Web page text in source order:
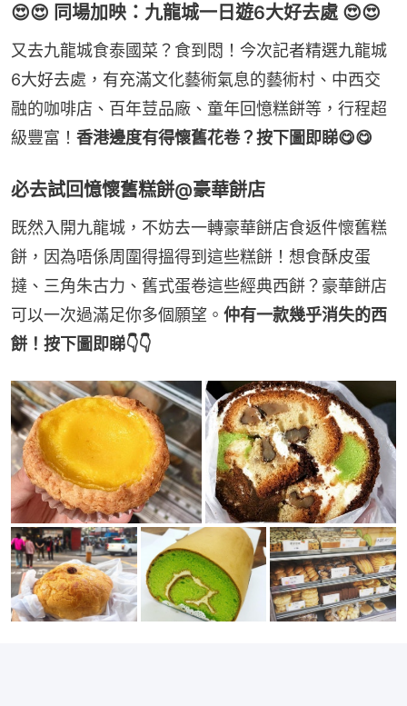
😍😍 同場加映：九龍城一日遊6大好去處 😍😍
又去九龍城食泰國菜？食到悶！今次記者精選九龍城
6大好去處，有充滿文化藝術氣息的藝術村、中西交
融的咖啡店、百年荳品廠、童年回憶糕餅等，行程超
級豐富！ 香港邊度有得懷舊花卷？按下圖即睇😋😋
必去試回憶懷舊糕餅@豪華餅店
既然入開九龍城，不妨去一轉豪華餅店食返件懷舊糕
餅，因為唔係周圍得搵得到這些糕餅！想食酥皮蛋
撻、三角朱古力、舊式蛋卷這些經典西餅？豪華餅店
可以一次過滿足你多個願望。 仲有一款幾乎消失的西
餅！按下圖即睇👇👇